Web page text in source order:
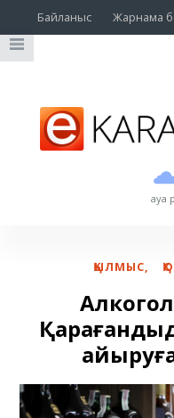
Байланыс Жарнама
ауа
USD
EUR
ҚЫЛМЫС,